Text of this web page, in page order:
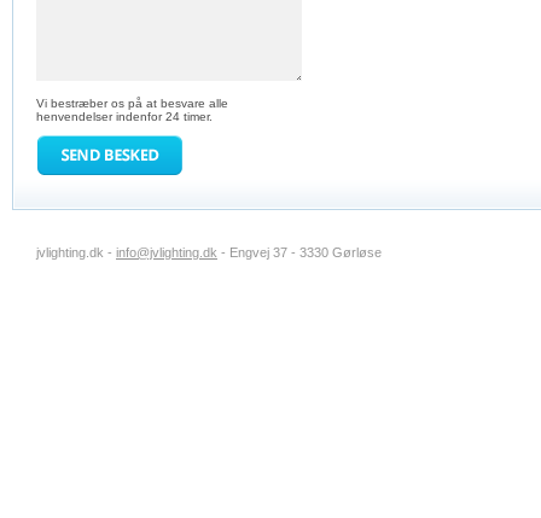
Vi bestræber os på at besvare alle
henvendelser indenfor 24 timer.
jvlighting.dk - info@jvlighting.dk - Engvej 37 - 3330 Gørløse